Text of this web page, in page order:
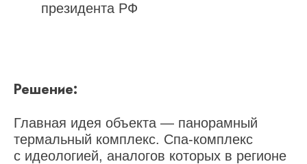
президента РФ
Решение:
Главная идея объекта — панорамный
термальный комплекс. Спа-комплекс
с идеологией, аналогов которых в регионе